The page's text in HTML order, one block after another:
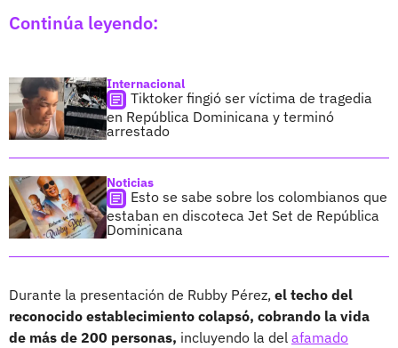
Continúa leyendo:
Internacional
Tiktoker fingió ser víctima de tragedia
en República Dominicana y terminó
arrestado
Noticias
Esto se sabe sobre los colombianos que
estaban en discoteca Jet Set de República
Dominicana
Durante la presentación de Rubby Pérez, el techo del
reconocido establecimiento colapsó, cobrando la vida
de más de 200 personas, incluyendo la del afamado